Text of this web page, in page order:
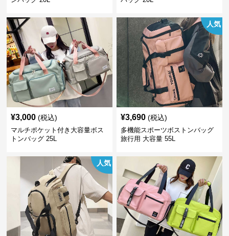
¥3,000 (税込)
マルチポケット付き大容量ボス
トンバッグ 25L
人気
¥3,690 (税込)
多機能スポーツボストンバッグ
旅行用 大容量 55L
人気